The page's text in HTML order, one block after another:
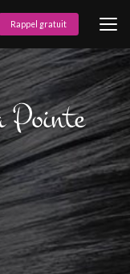
Rappel gratuit